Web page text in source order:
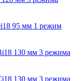
95 мм 1 режим
130 мм 3 режима
130 мм 3 режима